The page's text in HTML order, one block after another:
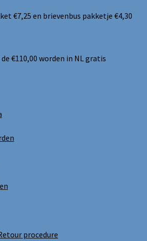
€7,25 en brievenbus pakketje €4,30
€110,00 worden in NL gratis
procedure